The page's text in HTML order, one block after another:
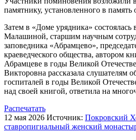
памятнику, установленного в
Затем в «Доме урядника» состоялась
Малашиной, старшим научным
заповедника «Абрамцево»,
краеведческого общества, автором
Абрамцеве в годы Великой
Викторовна рассказала слушателям
госпиталей в годы Великой
над своей книгой, ответила на
Распечатать
12 мая 2026 Источник: Покровский
ставропигиальный женский